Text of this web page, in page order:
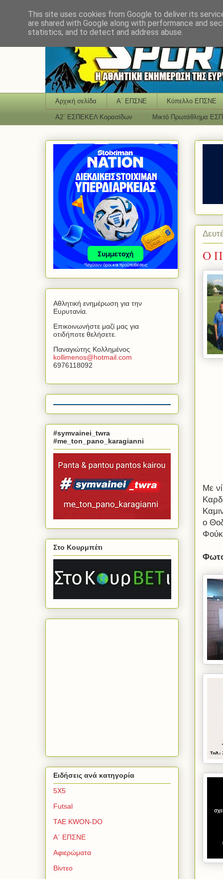
Αρχική σελίδα Α΄ ΕΠΣΝΕ Κύπελλο ΕΠΣΝΕ
Α2΄ ΕΣΠΕΚΕΛ Κορασίδων Μικτό Πρωτάθλημα
Ο
Με
ο
Αθλητική ενημέρωση για την
Ευρυτανία.
Επικοινωνήστε μαζί μας για
οτιδήποτε θελήσετε.
Παναγιώτης Κολλημένος
kollimenos@hotmail com
6976118092
#symvainei_twra
#me_ton_pano_karagianni
Στο Κουρμπέτι
Ειδήσεις ανά κατηγορία
5Χ5
Futsal
TAE KWON-DO
Α΄ ΕΠΣΝΕ
Αφιερώματα
Βίντεο
This site uses cookies from Google to deliver its
are shared with Google along with performance and
statistics, and to detect and address abuse.